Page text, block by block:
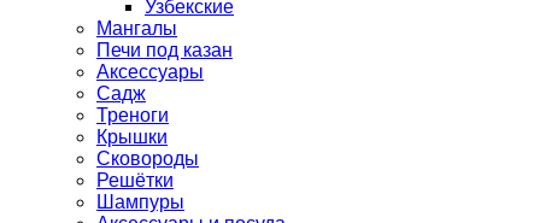
Узбекские
Мангалы
Печи под казан
Аксессуары
Садж
Треноги
Крышки
Сковороды
Решётки
Шампуры